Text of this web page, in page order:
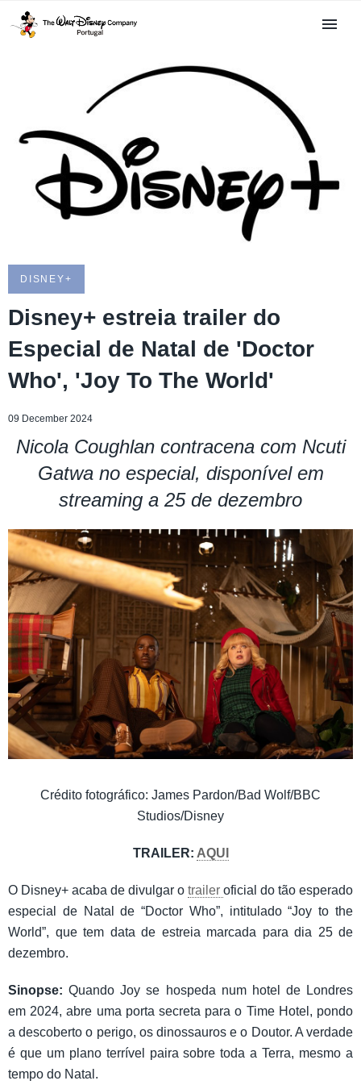
DISNEY+
Disney+ estreia trailer do
Especial de Natal de 'Doctor
Who', 'Joy To The World'
09 December 2024
Nicola Coughlan contracena com Ncuti
Gatwa no especial, disponível em
streaming a 25 de dezembro
Crédito fotográfico: James Pardon/Bad Wolf/BBC
Studios/Disney
TRAILER: AQUI
O Disney+ acaba de divulgar o trailer oficial do tão esperado
especial de Natal de “Doctor Who”, intitulado “Joy to the
World”, que tem data de estreia marcada para dia 25 de
dezembro.
Sinopse:Quando Joy se hospeda num hotel de Londres
em 2024, abre uma porta secreta para o Time Hotel, pondo
a descoberto o perigo, os dinossauros e o Doutor. A verdade
é que um plano terrível paira sobre toda a Terra, mesmo a
tempo do Natal.